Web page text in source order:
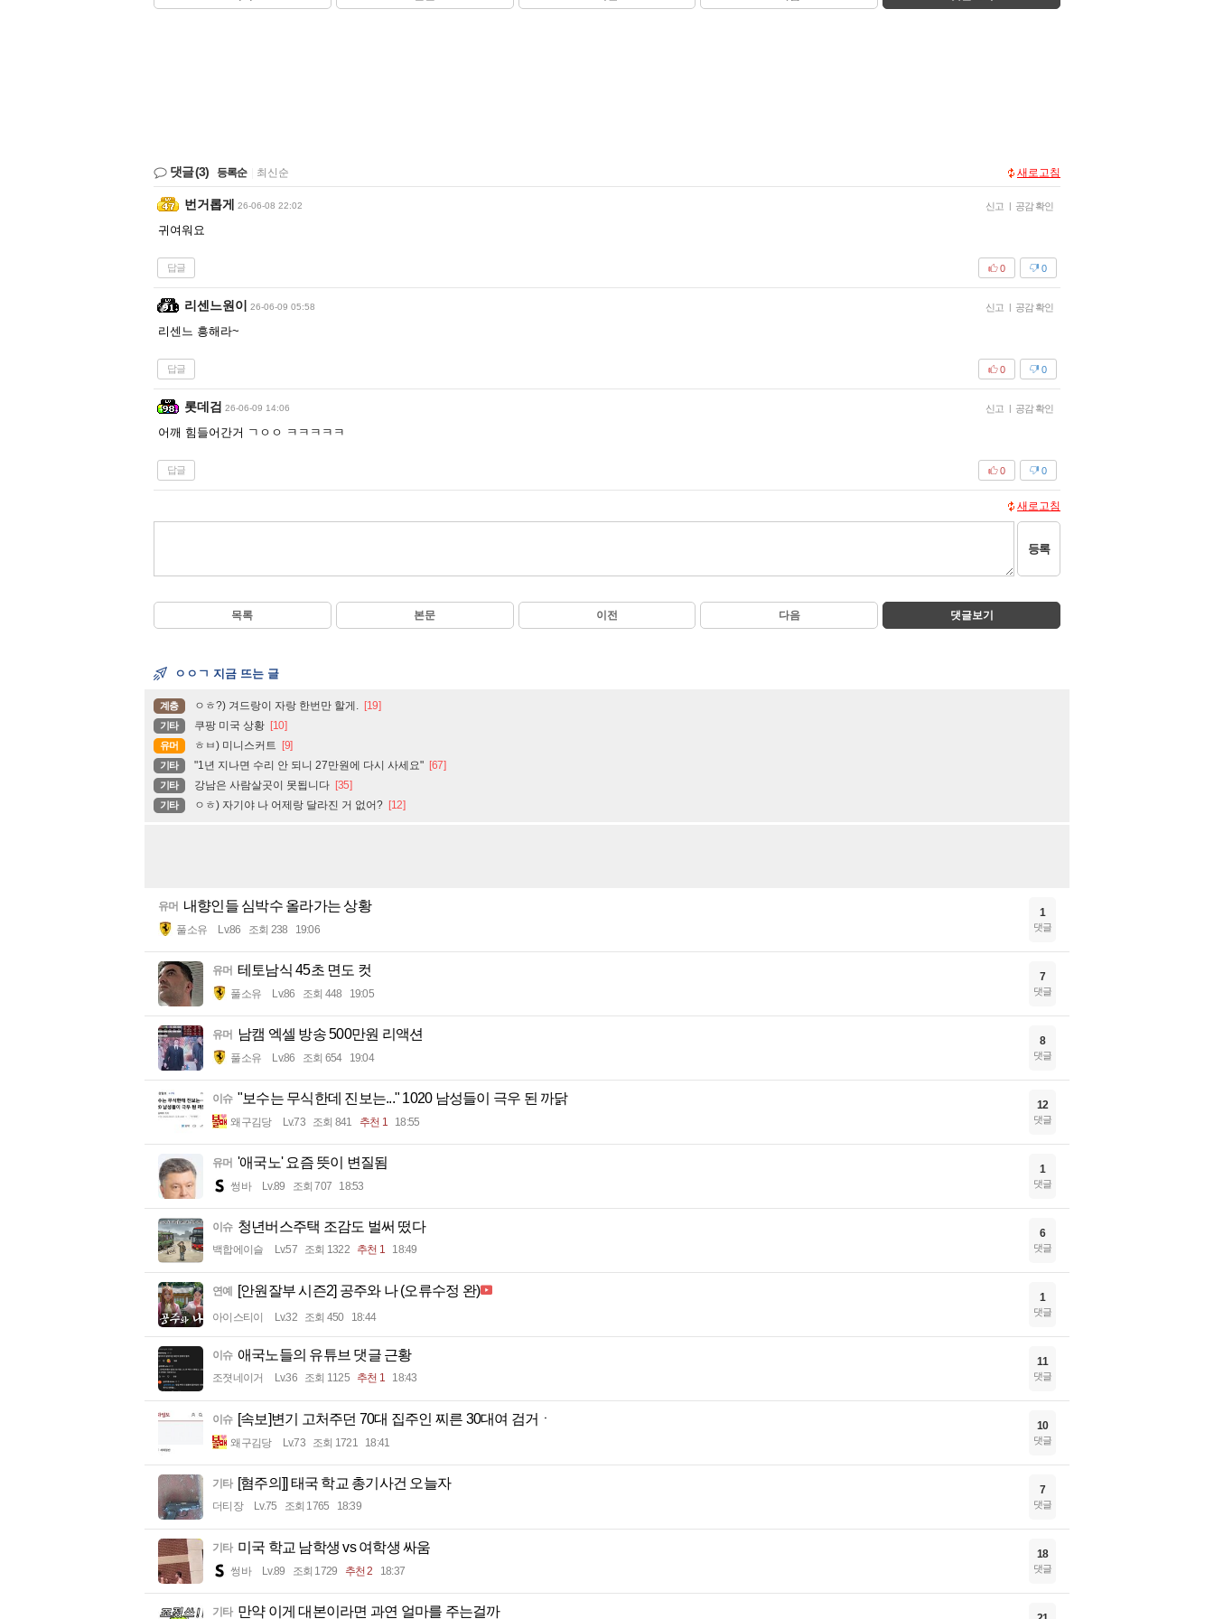
댓글(3) 등록순 최신순 새로고침
번거롭게 26-06-08 22:02 신고 | 공감 확인
귀여워요
답글 0
0
리센느원이 26-06-09 05:58 신고 | 공감 확인
리센느 흥해라~
답글 0
0
롯데검 26-06-09 14:06 신고 | 공감 확인
어깨 힘들어간거 ㄱㅇㅇ ㅋㅋㅋㅋㅋ
답글 0
0
새로고침
등록
목록 본문 이전 다음 댓글보기
ㅇㅇㄱ 지금 뜨는 글
계층 ㅇㅎ?) 겨드랑이 자랑 한번만 할게. [19]
기타 쿠팡 미국 상황 [10]
유머 ㅎㅂ) 미니스커트 [9]
기타 "1년 지나면 수리 안 되니 27만원에 다시 사세요" [67]
기타 강남은 사람살곳이 못됩니다 [35]
기타 ㅇㅎ) 자기야 나 어제랑 달라진 거 없어? [12]
유머 내향인들 심박수 올라가는 상황
풀소유 Lv.86 조회 238 19:06
1
댓글
유머 테토남식 45초 면도 컷
풀소유 Lv.86 조회 448 19:05
7
댓글
유머 남캠 엑셀 방송 500만원 리액션
풀소유 Lv.86 조회 654 19:04
8
댓글
이슈 "보수는 무식한데 진보는..." 1020 남성들이 극우 된 까닭
왜구김당 Lv.73 조회 841 추천 1 18:55
12
댓글
유머 '애국노' 요즘 뜻이 변질됨
썽바 Lv.89 조회 707 18:53
1
댓글
이슈 청년버스주택 조감도 벌써 떴다
백합에이슬 Lv.57 조회 1322 추천 1 18:49
6
댓글
연예 [안원잘부 시즌2] 공주와 나 (오류수정 완)
아이스티이 Lv.32 조회 450 18:44
1
댓글
이슈 애국노들의 유튜브 댓글 근황
조졋네이거 Lv.36 조회 1125 추천 1 18:43
11
댓글
이슈 [속보]변기 고처주던 70대 집주인 찌른 30대여 검거ㆍ
왜구김당 Lv.73 조회 1721 18:41
10
댓글
기타 [혐주의]] 태국 학교 총기사건 오늘자
더티장 Lv.75 조회 1765 18:39
7
댓글
기타 미국 학교 남학생 vs 여학생 싸움
썽바 Lv.89 조회 1729 추천 2 18:37
18
댓글
기타 만약 이게 대본이라면 과연 얼마를 주는걸까